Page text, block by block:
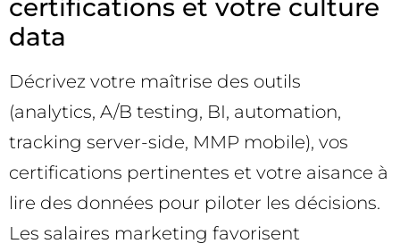
certifications et votre culture
data
Décrivez votre maîtrise des outils
(analytics, A/B testing, BI, automation,
tracking server-side, MMP mobile), vos
certifications pertinentes et votre aisance à
lire des données pour piloter les décisions.
Les salaires marketing favorisent